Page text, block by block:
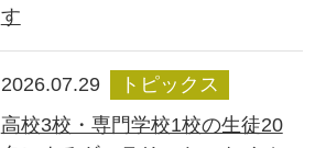
す
2026.07.29
トピックス
高校3校・専門学校1校の生徒20